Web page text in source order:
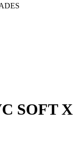
SOFT X